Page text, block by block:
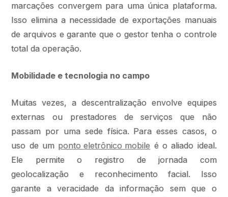
marcações convergem para uma única plataforma.
Isso elimina a necessidade de exportações manuais
de arquivos e garante que o gestor tenha o controle
total da operação.
Mobilidade e tecnologia no campo
Muitas vezes, a descentralização envolve equipes
externas ou prestadores de serviços que não
passam por uma sede física. Para esses casos, o
uso de um ponto eletrônico mobile é o aliado ideal.
Ele permite o registro de jornada com
geolocalização e reconhecimento facial. Isso
garante a veracidade da informação sem que o